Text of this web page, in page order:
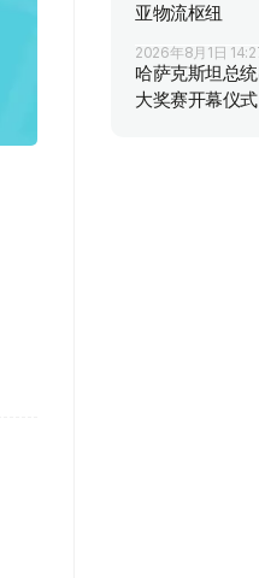
亚物流枢纽
2026年8月1日
哈萨克斯坦总
大奖赛开幕仪式